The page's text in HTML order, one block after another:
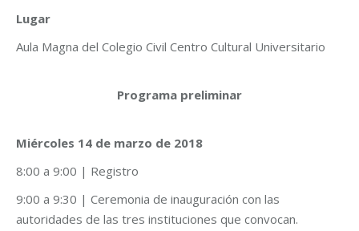
Lugar
Aula Magna del Colegio Civil Centro Cultural Universitario
Programa preliminar
Miércoles 14 de marzo de 2018
8:00 a 9:00 | Registro
9:00 a 9:30 | Ceremonia de inauguración con las
autoridades de las tres instituciones que convocan.